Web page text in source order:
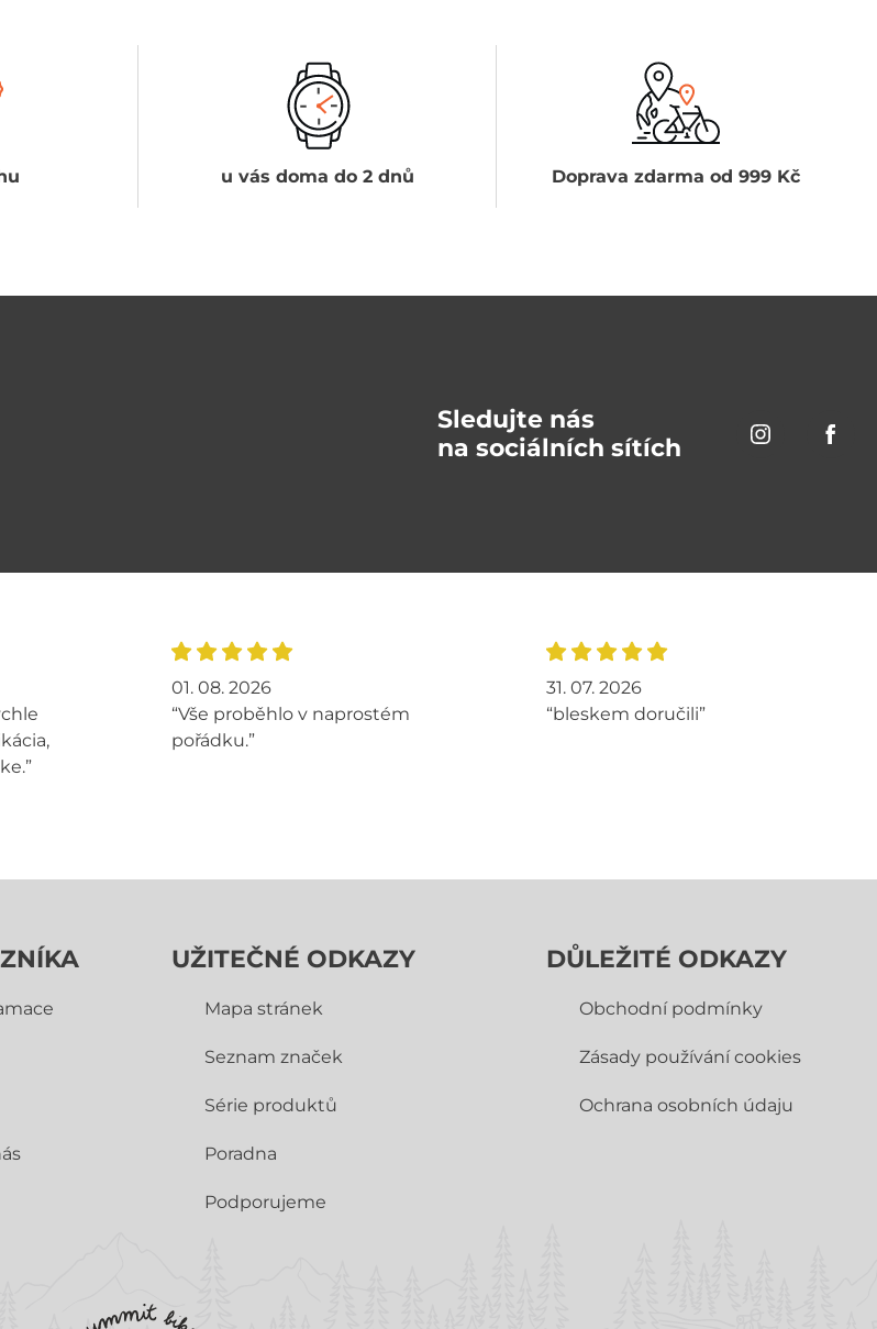
u vás doma do 2 dnů Doprava zdarma od 999 Kč
Sledujte nás
na sociálních sítích
01. 08. 2026
“Vše proběhlo v naprostém
pořádku.”
31. 07. 2026
“bleskem doručili”
UŽITEČNÉ ODKAZY
Mapa stránek
Seznam značek
Série produktů
Poradna
Podporujeme
DŮLEŽITÉ ODKAZY
Obchodní­ podmínky
Zásady používání cookies
Ochrana osobních údaju